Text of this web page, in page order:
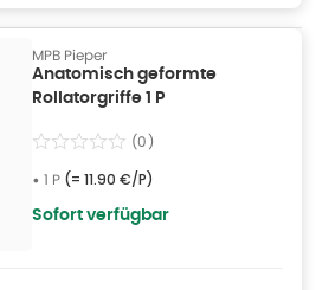
MPB Pieper
Anatomisch geformte
Rollatorgriffe 1 P
(0)
• 1 P (= 11.90 €/P)
Sofort verfügbar